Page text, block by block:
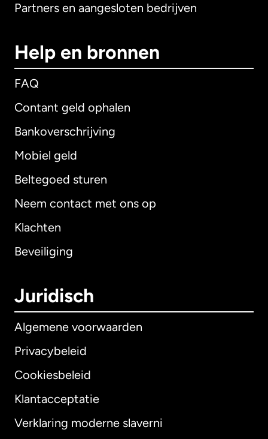
Partners en aangesloten bedrijven
Help en bronnen
FAQ
Contant geld ophalen
Bankoverschrijving
Mobiel geld
Beltegoed sturen
Neem contact met ons op
Klachten
Beveiliging
Juridisch
Algemene voorwaarden
Privacybeleid
Cookiesbeleid
Klantacceptatie
Verklaring moderne slaverni
Internationaal English